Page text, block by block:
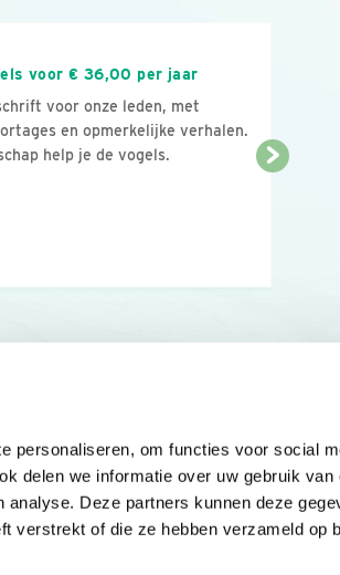
personaliseren, om functies voor social
delen we informatie over uw gebruik van
Deze partners kunnen deze
verstrekt of die ze hebben verzameld op
voor € 36,00 per jaar
voor onze leden, met
en opmerkelijke verhalen.
help je de vogels.